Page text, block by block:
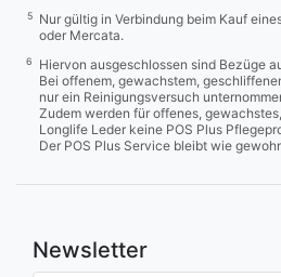
5
Nur gültig in Verbindung beim Kauf
oder Mercata.
6
Hiervon ausgeschlossen sind Bezüge
Bei offenem, gewachstem,
nur ein Reinigungsversuch
Zudem werden für offenes,
Longlife Leder keine POS Plus
Der POS Plus Service bleibt wie
Newsletter